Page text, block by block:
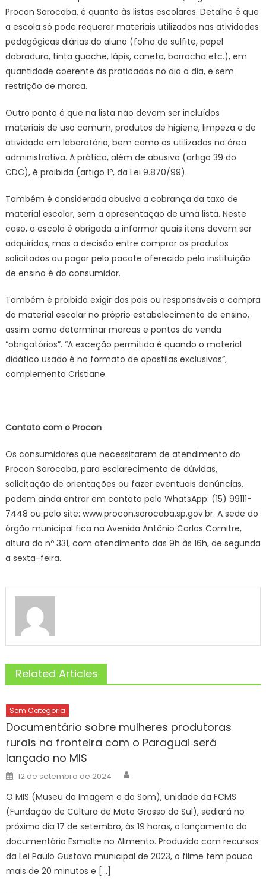
Procon Sorocaba, é quanto às listas escolares. Detalhe é que
a escola só pode requerer materiais utilizados nas atividades
pedagógicas diárias do aluno (folha de sulfite, papel
dobradura, tinta guache, lápis, caneta, borracha etc.), em
quantidade coerente às praticadas no dia a dia, e sem
restrição de marca.
Outro ponto é que na lista não devem ser incluídos
materiais de uso comum, produtos de higiene, limpeza e de
atividade em laboratório, bem como os utilizados na área
administrativa. A prática, além de abusiva (artigo 39 do
CDC), é proibida (artigo 1º, da Lei 9.870/99).
Também é considerada abusiva a cobrança da taxa de
material escolar, sem a apresentação de uma lista. Neste
caso, a escola é obrigada a informar quais itens devem ser
adquiridos, mas a decisão entre comprar os produtos
solicitados ou pagar pelo pacote oferecido pela instituição
de ensino é do consumidor.
Também é proibido exigir dos pais ou responsáveis a compra
do material escolar no próprio estabelecimento de ensino,
assim como determinar marcas e pontos de venda
“obrigatórios”. “A exceção permitida é quando o material
didático usado é no formato de apostilas exclusivas”,
complementa Cristiane.
Contato com o Procon
Os consumidores que necessitarem de atendimento do
Procon Sorocaba, para esclarecimento de dúvidas,
solicitação de orientações ou fazer eventuais denúncias,
podem ainda entrar em contato pelo WhatsApp: (15) 99111-
7448 ou pelo site: www.procon.sorocaba.sp.gov.br. A sede do
órgão municipal fica na Avenida Antônio Carlos Comitre,
altura do nº 331, com atendimento das 9h às 16h, de segunda
a sexta-feira.
Related Articles
Sem Categoria
Documentário sobre mulheres produtoras
rurais na fronteira com o Paraguai será
lançado no MIS
Posted
on
12 de setembro de 2024
O MIS (Museu da Imagem e do Som), unidade da FCMS
(Fundação de Cultura de Mato Grosso do Sul), sediará no
próximo dia 17 de setembro, às 19 horas, o lançamento do
documentário Esmalte no Alimento. Produzido com recursos
da Lei Paulo Gustavo municipal de 2023, o filme tem pouco
mais de 20 minutos e […]